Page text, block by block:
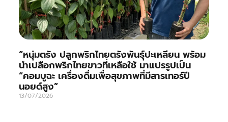
“หนุ่มตรัง ปลูกพริกไทยตรังพันธุ์ปะเหลียน พร้อม
นำเปลือกพริกไทยขาวที่เหลือใช้ มาแปรรูปเป็น
“คอมบูฉะ เครื่องดื่มเพื่อสุขภาพที่มีสารเทอร์ปี
นอยด์สูง”
13/07/2026